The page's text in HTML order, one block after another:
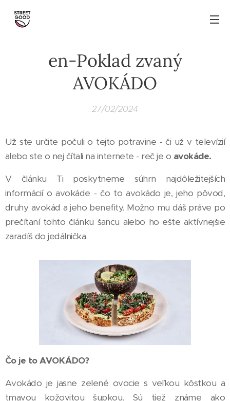
en-Poklad zvaný
AVOKÁDO
27/02/2024
Už ste určite počuli o tejto potravine - či už v televízií
alebo ste o nej čítali na internete - reč je o avokáde.
V článku Ti poskytneme súhrn najdôležitejších
informácií o avokáde - čo to avokádo je, jeho pôvod,
druhy avokád a jeho benefity. Možno mu dáš práve po
prečítaní tohto článku šancu alebo ho ešte aktívnejšie
zaradíš do jedálnička.
Čo je to AVOKÁDO?
Avokádo je jasne zelené ovocie s veľkou kôstkou a
tmavou kožovitou šupkou. Sú tiež známe ako